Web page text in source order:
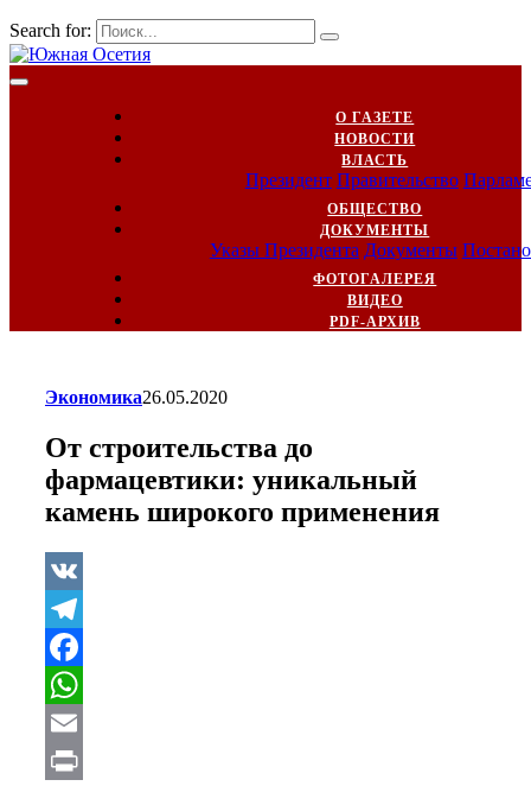
Search for:
О ГАЗЕТЕ
НОВОСТИ
ВЛАСТЬ
Президент Правительство
ОБЩЕСТВО
ДОКУМЕНТЫ
Указы Президента Документы
ФОТОГАЛЕРЕЯ
ВИДЕО
PDF-АРХИВ
Экономика26.05.2020
От строительства до
фармацевтики: уникальный
камень широкого применения
VK
Telegram
Facebook
WhatsApp
Email